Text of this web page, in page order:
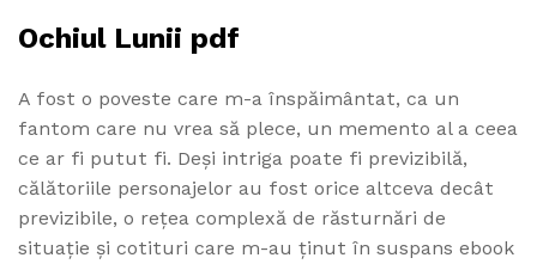
Ochiul Lunii pdf
A fost o poveste care m-a înspăimântat, ca un
fantom care nu vrea să plece, un memento al a ceea
ce ar fi putut fi. Deși intriga poate fi previzibilă,
călătoriile personajelor au fost orice altceva decât
previzibile, o rețea complexă de răsturnări de
situație și cotituri care m-au ținut în suspans ebook